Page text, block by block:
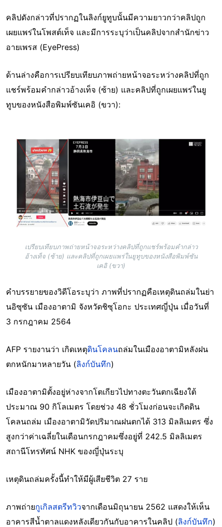
คลิปดังกล่าวที่ปรากฏในลิงก์ยูทูบนั้นมีความยาวกว่าคลิปถูก
เผยแพร่ในโพสต์เท็จ และมีการระบุว่าเป็นคลิปจากสำนักข่าว
อายเพรส (EyePress)
ด้านล่างคือการเปรียบเทียบภาพถ่ายหน้าจอระหว่างคลิปที่ถูก
แชร์พร้อมคำกล่าวอ้างเท็จ (ซ้าย) และคลิปที่ถูกเผยแพร่ในยู
ทูบของหนังสือพิมพ์ซันเคอิ (ขวา):
Image
เปรียบเทียบภาพถ่ายหน้าจอระหว่างคลิปที่ถูกแชร์พร้อมคำกล่าว
อ้างเท็จ (ซ้าย) และคลิปที่ถูกเผยแพร่ในยูทูบของหนังสือพิมพ์ซัน
เคอิ (ขวา)
คำบรรยายของวิดีโอระบุว่า ภาพที่ปรากฏคือเหตุดินถล่มในย่า
นอิซุซัน เมืองอาตามิ จังหวัดชิซุโอกะ ประเทศญี่ปุ่น เมื่อวันที่
3 กรกฎาคม 2564
AFP รายงานว่า เกิดเหตุดินโคลนถล่มในเมืองอาตามิหลังฝน
ตกหนักมาหลายวัน (ลิงก์บันทึก)
เมืองอาตามิตั้งอยู่ห่างจากโตเกียวไปทางตะวันตกเฉียงใต้
ประมาณ 90 กิโลเมตร โดยช่วง 48 ชั่วโมงก่อนจะเกิดดิน
โคลนถล่ม เมืองอาตามิวัดปริมาณฝนตกได้ 313 มิลลิเมตร ซึ่ง
สูงกว่าค่าเฉลี่ยในเดือนกรกฎาคมซึ่งอยู่ที่ 242.5 มิลลิเมตร
สถานีโทรทัศน์ NHK ของญี่ปุ่นระบุ
เหตุดินถล่มครั้งนี้ทำให้มีผู้เสียชีวิต 27 ราย
ภาพถ่ายกูเกิลสตรีทวิวจากเดือนมิถุนายน 2562 แสดงให้เห็น
อาคารสีน้ำตาลแดงหลังเดียวกันกับอาคารในคลิป (ลิงก์บันทึก)